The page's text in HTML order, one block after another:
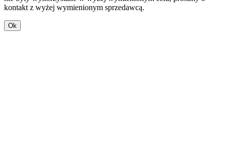
kontakt z wyżej wymienionym sprzedawcą.
Ok